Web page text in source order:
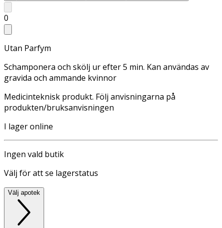
0
Utan Parfym
Schamponera och skölj ur efter 5 min. Kan användas av
gravida och ammande kvinnor
Medicinteknisk produkt. Följ anvisningarna på
produkten/bruksanvisningen
I lager online
Ingen vald butik
Välj för att se lagerstatus
Välj apotek